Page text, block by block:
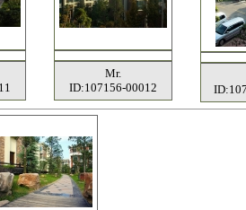
Mr.
ID:107156-00012